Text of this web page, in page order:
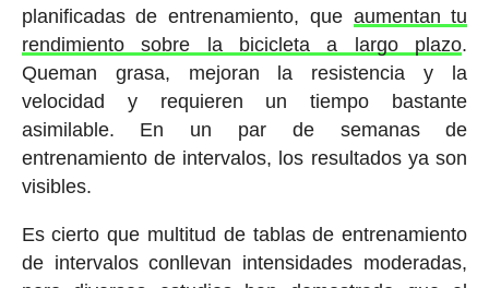
planificadas de entrenamiento, que aumentan tu
rendimiento sobre la bicicleta a largo plazo.
Queman grasa, mejoran la resistencia y la
velocidad y requieren un tiempo bastante
asimilable. En un par de semanas de
entrenamiento de intervalos, los resultados ya son
visibles.
Es cierto que multitud de tablas de entrenamiento
de intervalos conllevan intensidades moderadas,